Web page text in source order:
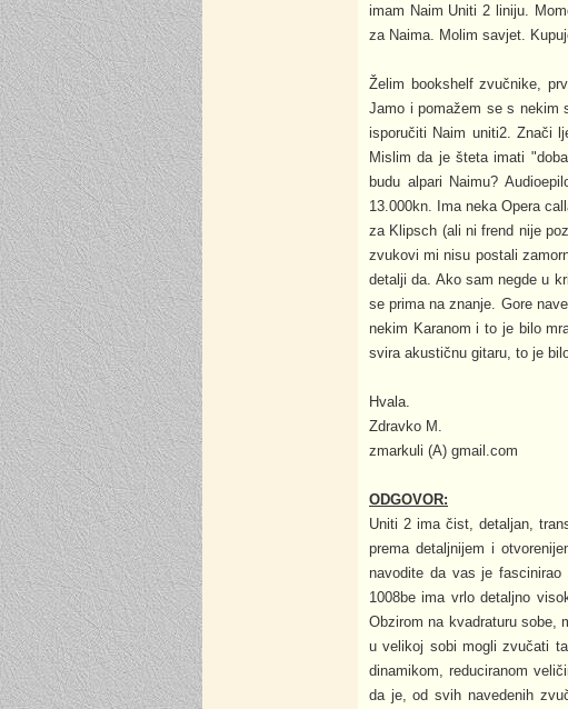
imam Naim Uniti 2 liniju.
za Naima. Molim savjet.
Želim bookshelf zvučnike,
Jamo i pomažem se s nekim
isporučiti Naim uniti2. Znači
Mislim da je šteta imati
budu alpari Naimu?
13.000kn. Ima neka Opera
za Klipsch (ali ni frend nije
zvukovi mi nisu postali
detalji da. Ako sam negde u
se prima na znanje. Gore
nekim Karanom i to je bilo
svira akustičnu gitaru, to je
Hvala.
Zdravko M.
zmarkuli (A) gmail.com
ODGOVOR:
Uniti 2 ima čist, detaljan,
prema detaljnijem i
navodite da vas je
1008be ima vrlo detaljno
Obzirom na kvadraturu sobe,
u velikoj sobi mogli zvučati
dinamikom, reduciranom
da je, od svih navedenih